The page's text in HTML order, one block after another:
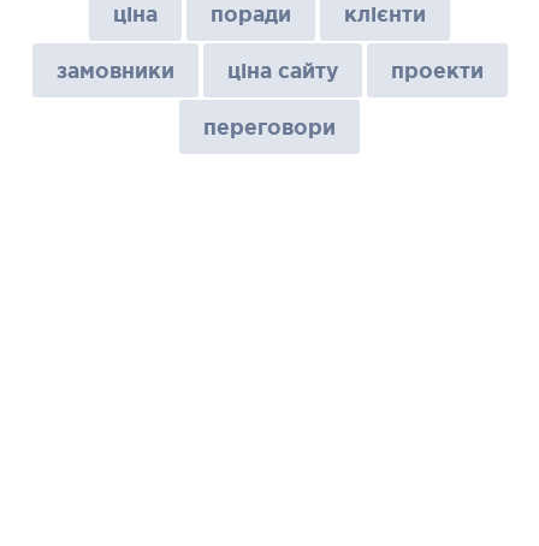
ціна поради клієнти
замовники ціна сайту проекти
переговори